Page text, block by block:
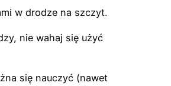
w drodze na szczyt.
nie wahaj się użyć
się nauczyć (nawet